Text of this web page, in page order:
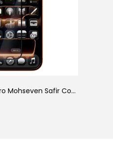
Apple iPhone 17 Pro Mohseven Safir Coating HD 3D Glue Temperli Cam Ekran Koruyucu